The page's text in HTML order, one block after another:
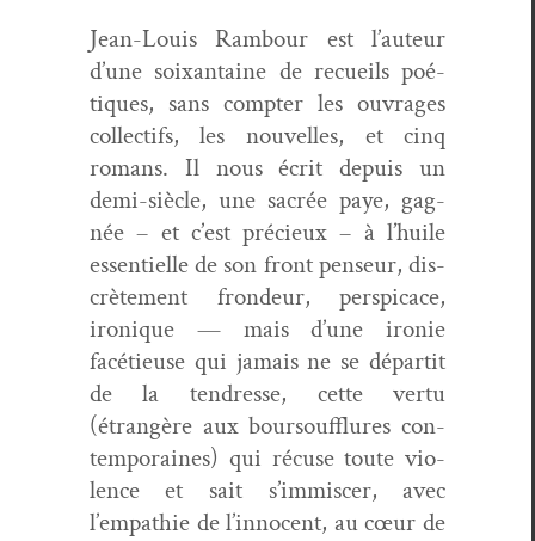
Jean-Louis Ram­bour est l’auteur
d’une soix­an­taine de recueils poé­
tiques, sans compter les ouvrages
col­lec­tifs, les nou­velles, et cinq
romans. Il nous écrit depuis un
demi-siè­cle, une sacrée paye, gag­
née – et c’est pré­cieux – à l’huile
essen­tielle de son front penseur, dis­
crète­ment fron­deur, per­spi­cace,
ironique — mais d’une ironie
facétieuse qui jamais ne se dépar­tit
de la ten­dresse, cette ver­tu
(étrangère aux bour­souf­flures con­
tem­po­raines) qui récuse toute vio­
lence et sait s’immiscer, avec
l’empathie de l’innocent, au cœur de